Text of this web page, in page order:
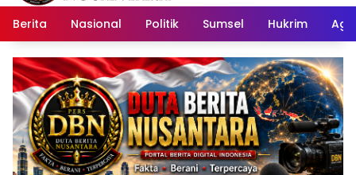
Berita Nasional Politik Sumsel Hukrim